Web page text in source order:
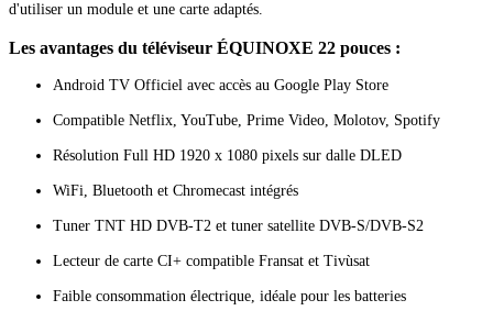
d'utiliser un module et une carte adaptés.
Les avantages du téléviseur ÉQUINOXE 22 pouces :
Android TV Officiel avec accès au Google Play Store
Compatible Netflix, YouTube, Prime Video, Molotov, Spotify
Résolution Full HD 1920 x 1080 pixels sur dalle DLED
WiFi, Bluetooth et Chromecast intégrés
Tuner TNT HD DVB-T2 et tuner satellite DVB-S/DVB-S2
Lecteur de carte CI+ compatible Fransat et Tivùsat
Faible consommation électrique, idéale pour les batteries